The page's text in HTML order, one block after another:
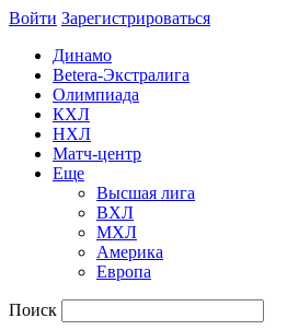
Войти Зарегиcтрироваться
Динамо
Betera-Экстралига
Олимпиада
КХЛ
НХЛ
Матч-центр
Еще
Высшая лига
ВХЛ
МХЛ
Америка
Европа
Поиск